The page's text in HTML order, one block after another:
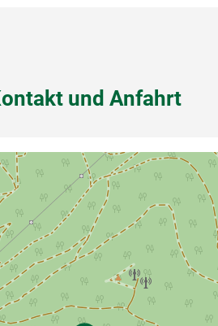
und Anfahrt